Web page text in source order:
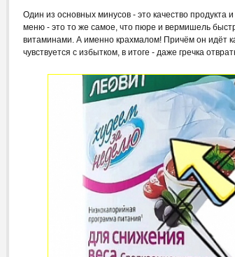
Один из основных минусов - это качество
меню - это то же самое, что пюре и вермишель
витаминами. А именно крахмалом! Причём он идёт
чувствуется с избытком, в итоге - даже гречка